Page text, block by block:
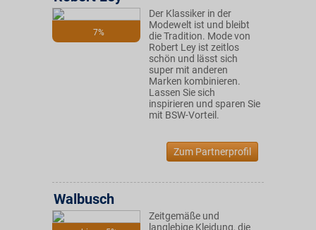
7%
Der Klassiker in der
Modewelt ist und bleibt
die Tradition. Mode von
Robert Ley ist zeitlos
schön und lässt sich
super mit anderen
Marken kombinieren.
Lassen Sie sich
inspirieren und sparen Sie
mit BSW-Vorteil.
Zum Partnerprofil
Walbusch
Zeitgemäße und
langlebige Kleidung, die